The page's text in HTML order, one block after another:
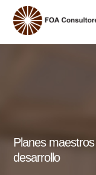
Planes
desarrollo